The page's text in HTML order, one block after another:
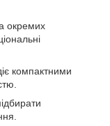
окремих
компактними